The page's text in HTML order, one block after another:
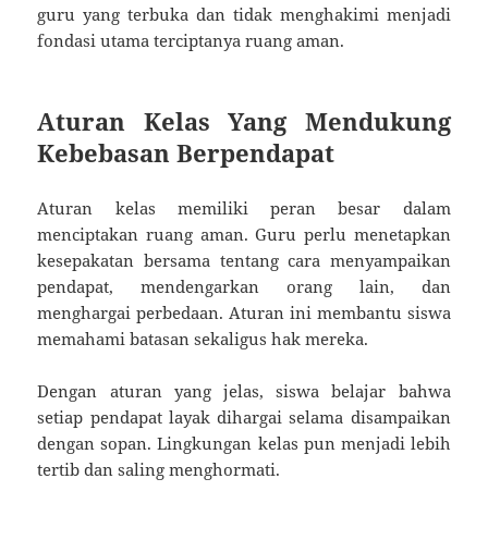
guru yang terbuka dan tidak menghakimi menjadi
fondasi utama terciptanya ruang aman.
Aturan Kelas Yang Mendukung
Kebebasan Berpendapat
Aturan kelas memiliki peran besar dalam
menciptakan ruang aman. Guru perlu menetapkan
kesepakatan bersama tentang cara menyampaikan
pendapat, mendengarkan orang lain, dan
menghargai perbedaan. Aturan ini membantu siswa
memahami batasan sekaligus hak mereka.
Dengan aturan yang jelas, siswa belajar bahwa
setiap pendapat layak dihargai selama disampaikan
dengan sopan. Lingkungan kelas pun menjadi lebih
tertib dan saling menghormati.